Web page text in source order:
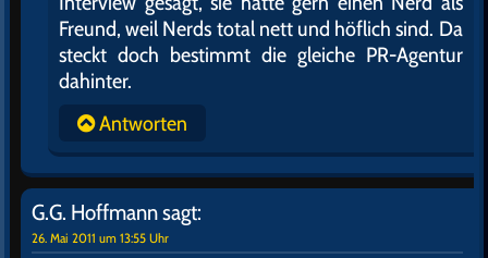
Freund, weil Nerds total nett und höflich sind. Da
steckt doch bestimmt die gleiche PR-Agentur
dahinter.
Antworten
G.G. Hoffmannsagt:
26. Mai 2011 um 13:55 Uhr